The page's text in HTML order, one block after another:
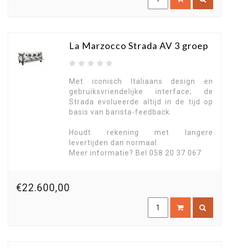
La Marzocco Strada AV 3 groep
Met iconisch Italiaans design en
gebruiksvriendelijke interface; de
Strada evolueerde altijd in de tijd op
basis van barista-feedback.
Houdt rekening met langere
levertijden dan normaal.
Meer informatie? Bel 058 20 37 067
€22.600,00